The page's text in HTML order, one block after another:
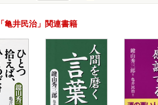
「亀井民治」関連書籍